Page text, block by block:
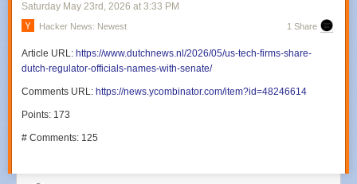
Saturday May 23rd , 2026 at 3:33 PM
Hacker News: Newest 1 Share
Article URL: https://www.dutchnews.nl/2026/05/us-tech-firms-share-
dutch-regulator-officials-names-with-senate/
Comments URL: https://news.ycombinator.com/item?id=48246614
Points: 173
# Comments: 125